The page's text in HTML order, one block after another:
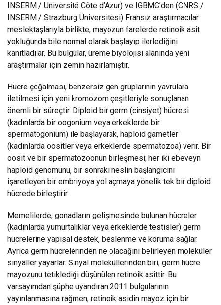
INSERM / Université Côte d’Azur) ve IGBMC’den (CNRS /
INSERM / Strazburg Üniversitesi) Fransız araştırmacılar
meslektaşlarıyla birlikte, mayozun farelerde retinoik asit
yokluğunda bile normal olarak başlayıp ilerlediğini
kanıtladılar. Bu bulgular, üreme biyolojisi alanında yeni
araştırmalar için zemin hazırlamıştır.
Hücre çoğalması, benzersiz gen gruplarının yavrulara
iletilmesi için yeni kromozom çeşitleriyle sonuçlanan
önemli bir süreçtir. Diploid bir germ (cinsiyet) hücresi
(kadınlarda bir oogonium veya erkeklerde bir
spermatogonium) ile başlayarak, haploid gametler
(kadınlarda oositler veya erkeklerde spermatozoa) verir. Bir
oosit ve bir spermatozoonun birleşmesi; her iki ebeveyn
haploid genomunu, bir sonraki neslin başlangıcını
işaretleyen bir embriyoya yol açmaya yönelik tek bir diploid
hücrede birleştirir.
Memelilerde; gonadların gelişmesinde bulunan hücreler
(kadınlarda yumurtalıklar veya erkeklerde testisler) germ
hücrelerine yapısal destek, beslenme ve koruma sağlar.
Ayrıca germ hücrelerinden ne olacağını belirleyen moleküler
sinyaller yayarlar. Sinyal moleküllerinden biri, germ hücre
mayozunu tetiklediği düşünülen retinoik asittir. Bu
varsayımdan şüphe uyandıran 2011 bulgularının
yayınlanmasına rağmen, retinoik asidin mayoz için bir